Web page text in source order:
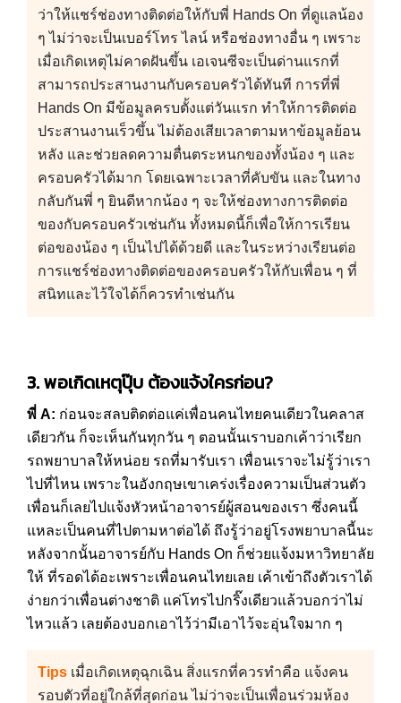
ว่าให้แชร์ช่องทางติดต่อให้กับพี่ Hands On ที่ดูแลน้อง
ๆ ไม่ว่าจะเป็นเบอร์โทร ไลน์ หรือช่องทางอื่น ๆ เพราะ
เมื่อเกิดเหตุไม่คาดฝันขึ้น เอเจนซีจะเป็นด่านแรกที่
สามารถประสานงานกับครอบครัวได้ทันที การที่พี่
Hands On มีข้อมูลครบตั้งแต่วันแรก ทำให้การติดต่อ
ประสานงานเร็วขึ้น ไม่ต้องเสียเวลาตามหาข้อมูลย้อน
หลัง และช่วยลดความตื่นตระหนกของทั้งน้อง ๆ และ
ครอบครัวได้มาก โดยเฉพาะเวลาที่คับขัน และในทาง
กลับกันพี่ ๆ ยินดีหากน้อง ๆ จะให้ช่องทางการติดต่อ
ของกับครอบครัวเช่นกัน ทั้งหมดนี้ก็เพื่อให้การเรียน
ต่อของน้อง ๆ เป็นไปได้ด้วยดี และในระหว่างเรียนต่อ
การแชร์ช่องทางติดต่อของครอบครัวให้กับเพื่อน ๆ ที่
สนิทและไว้ใจได้ก็ควรทำเช่นกัน
3.พอเกิดเหตุปุ๊บ ต้องแจ้งใครก่อน?
พี่ A: ก่อนจะสลบติดต่อแค่เพื่อนคนไทยคนเดียวในคลาส
เดียวกัน ก็จะเห็นกันทุกวัน ๆ ตอนนั้นเราบอกเค้าว่าเรียก
รถพยาบาลให้หน่อย รถที่มารับเรา เพื่อนเราจะไม่รู้ว่าเรา
ไปที่ไหน เพราะในอังกฤษเขาเคร่งเรื่องความเป็นส่วนตัว
เพื่อนก็เลยไปแจ้งหัวหน้าอาจารย์ผู้สอนของเรา ซึ่งคนนี้
แหละเป็นคนที่ไปตามหาต่อได้ ถึงรู้ว่าอยู่โรงพยาบาลนี้นะ
หลังจากนั้นอาจารย์กับ Hands On ก็ช่วยแจ้งมหาวิทยาลัย
ให้ ที่รอดได้อะเพราะเพื่อนคนไทยเลย เค้าเข้าถึงตัวเราได้
ง่ายกว่าเพื่อนต่างชาติ แค่โทรไปกริ๊งเดียวแล้วบอกว่าไม่
ไหวแล้ว เลยต้องบอกเอาไว้ว่ามีเอาไว้จะอุ่นใจมาก ๆ
Tips เมื่อเกิดเหตุฉุกเฉิน สิ่งแรกที่ควรทำคือ แจ้งคน
รอบตัวที่อยู่ใกล้ที่สุดก่อน ไม่ว่าจะเป็นเพื่อนร่วมห้อง